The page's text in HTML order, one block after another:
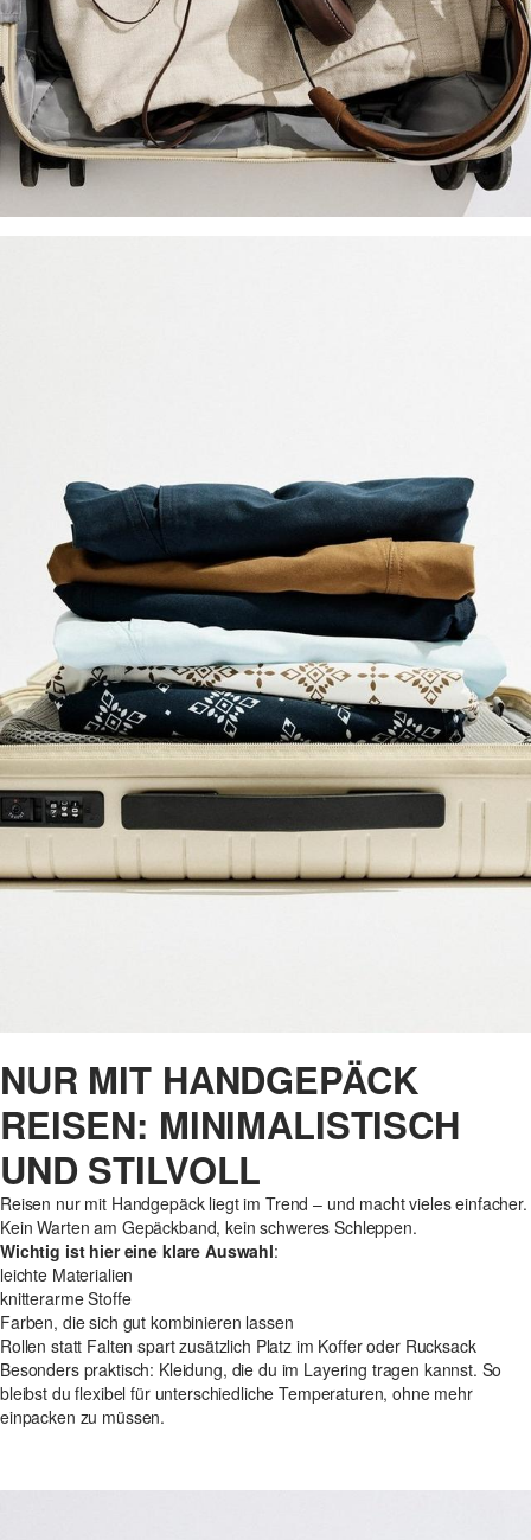
NUR MIT HANDGEPÄCK
REISEN: MINIMALISTISCH
UND STILVOLL
Reisen nur mit Handgepäck liegt im Trend – und macht vieles einfacher.
Kein Warten am Gepäckband, kein schweres Schleppen.
Wichtig ist hier eine klare Auswahl:
leichte Materialien
knitterarme Stoffe
Farben, die sich gut kombinieren lassen
Rollen statt Falten spart zusätzlich Platz im Koffer oder Rucksack
Besonders praktisch: Kleidung, die du im Layering tragen kannst. So
bleibst du flexibel für unterschiedliche Temperaturen, ohne mehr
einpacken zu müssen.